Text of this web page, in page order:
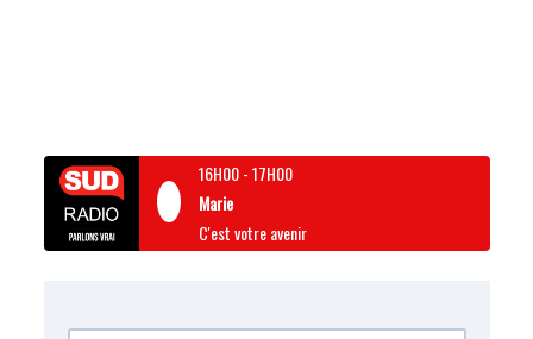
16H00-17H00
Marie
C'est votre avenir